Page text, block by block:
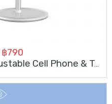
Original
price
was:
฿1,050.
฿790Current
price
is:
ขาตั้ง IPad & IPhone: Adjustable Cell Phone & Tablet Stand